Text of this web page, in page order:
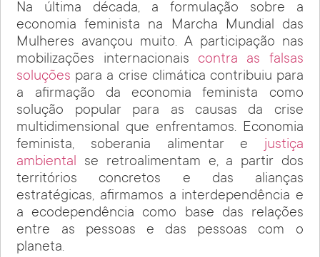
Na última década, a formulação sobre a
economia feminista na Marcha Mundial das
Mulheres avançou muito. A participação nas
mobilizações internacionais contra as falsas
soluções para a crise climática contribuiu para
a afirmação da economia feminista como
solução popular para as causas da crise
multidimensional que enfrentamos. Economia
feminista, soberania alimentar e justiça
ambiental se retroalimentam e, a partir dos
territórios concretos e das alianças
estratégicas, afirmamos a interdependência e
a ecodependência como base das relações
entre as pessoas e das pessoas com o
planeta.